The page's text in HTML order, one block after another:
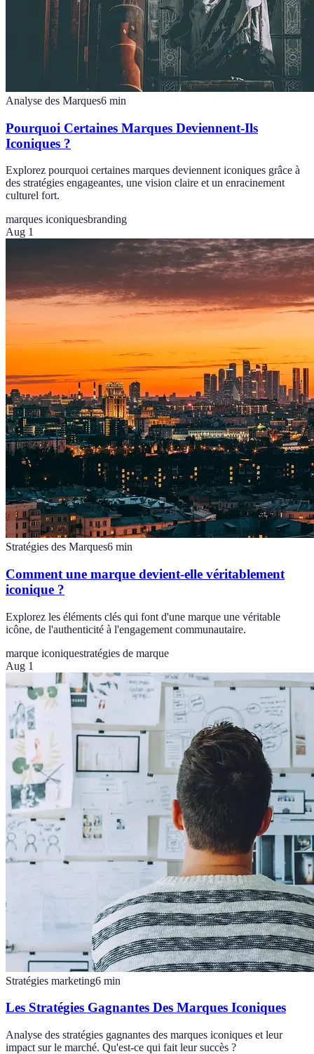
Analyse des Marques6 min
Pourquoi Certaines Marques Deviennent-Ils
Iconiques ?
Explorez pourquoi certaines marques deviennent iconiques grâce à
des stratégies engageantes, une vision claire et un enracinement
culturel fort.
marques iconiquesbranding
Aug 1
Stratégies des Marques6 min
Comment une marque devient-elle véritablement
iconique ?
Explorez les éléments clés qui font d'une marque une véritable
icône, de l'authenticité à l'engagement communautaire.
marque iconiquestratégies de marque
Aug 1
Stratégies marketing6 min
Les Stratégies Gagnantes Des Marques Iconiques
Analyse des stratégies gagnantes des marques iconiques et leur
impact sur le marché. Qu'est-ce qui fait leur succès ?